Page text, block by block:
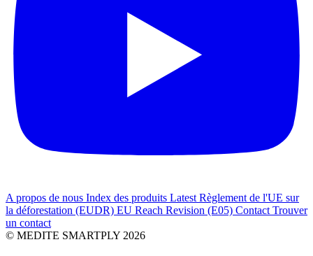
A propos de nous Index des produits Latest Règlement de l'UE sur
la déforestation (EUDR) EU Reach Revision (E05) Contact Trouver
un contact
© MEDITE SMARTPLY 2026